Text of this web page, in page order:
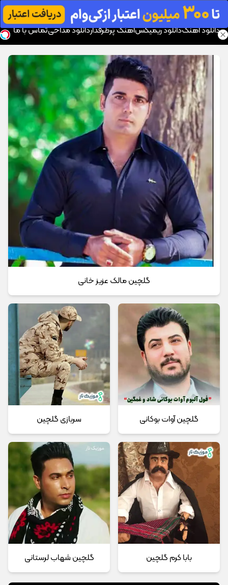
موزیک تار
دانلود آهنگدانلود ریمیکسآهنگ پرطرفداردانلود مداحیتماس با ما
گلچین مالک عزیز خانی
گلچین آوات بوکانی سربازی گلچین
بابا کرم گلچین گلچین شهاب لرستانی